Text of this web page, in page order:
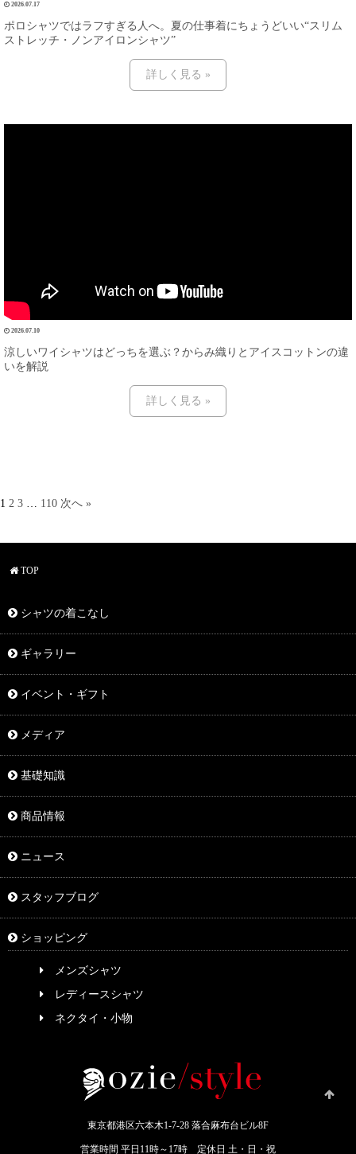
2026.07.17
ポロシャツではラフすぎる人へ。夏の仕事着にちょうどいい“スリム
ストレッチ・ノンアイロンシャツ”
詳しく見る »
2026.07.10
涼しいワイシャツはどっちを選ぶ？からみ織りとアイスコットンの違
いを解説
詳しく見る »
1 2 3 110 次へ »
TOP
シャツの着こなし
ギャラリー
イベント・ギフト
メディア
基礎知識
商品情報
ニュース
スタッフブログ
ショッピング
メンズシャツ
レディースシャツ
ネクタイ・小物
東京都港区六本木1-7-28 落合麻布台ビル8F
営業時間 平日11時～17時 定休日 土・日・祝